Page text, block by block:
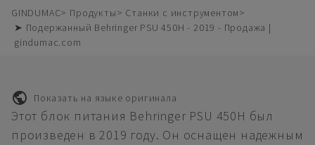
GINDUMAC Продукты
Станки с инструментом
➤ Подержанный Behringer PSU 450H - 2019 - Продажа |
gindumac.com
Показать на языке оригинала
Этот блок питания Behringer PSU 450H был
произведен в 2019 году. Он оснащен надежным